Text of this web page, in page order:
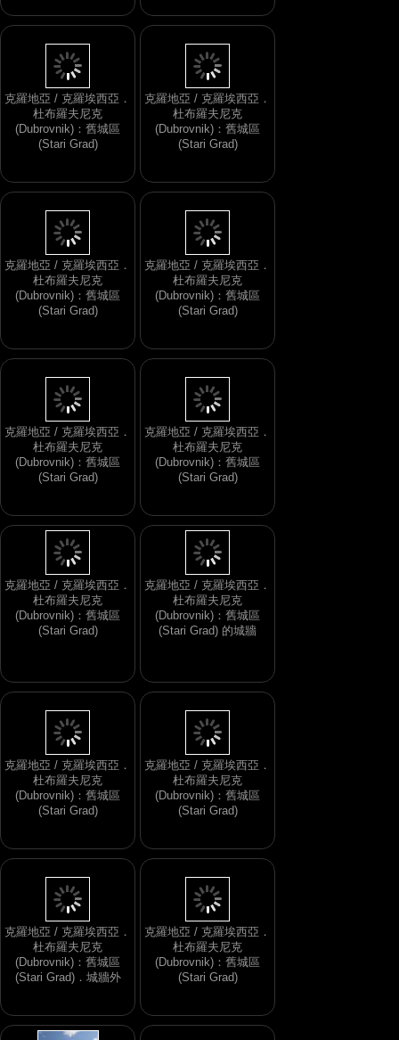
克羅地亞 / 克羅埃西亞．
杜布羅夫尼克
(Dubrovnik)：舊城區
(Stari Grad)
克羅地亞 / 克羅埃西亞．
杜布羅夫尼克
(Dubrovnik)：舊城區
(Stari Grad)
克羅地亞 / 克羅埃西亞．
杜布羅夫尼克
(Dubrovnik)：舊城區
(Stari Grad)
克羅地亞 / 克羅埃西亞．
杜布羅夫尼克
(Dubrovnik)：舊城區
(Stari Grad)
克羅地亞 / 克羅埃西亞．
杜布羅夫尼克
(Dubrovnik)：舊城區
(Stari Grad)
克羅地亞 / 克羅埃西亞．
杜布羅夫尼克
(Dubrovnik)：舊城區
(Stari Grad)
克羅地亞 / 克羅埃西亞．
杜布羅夫尼克
(Dubrovnik)：舊城區
(Stari Grad)
克羅地亞 / 克羅埃西亞．
杜布羅夫尼克
(Dubrovnik)：舊城區
(Stari Grad) 的城牆
克羅地亞 / 克羅埃西亞．
杜布羅夫尼克
(Dubrovnik)：舊城區
(Stari Grad)
克羅地亞 / 克羅埃西亞．
杜布羅夫尼克
(Dubrovnik)：舊城區
(Stari Grad)
克羅地亞 / 克羅埃西亞．
杜布羅夫尼克
(Dubrovnik)：舊城區
(Stari Grad)．城牆外
克羅地亞 / 克羅埃西亞．
杜布羅夫尼克
(Dubrovnik)：舊城區
(Stari Grad)